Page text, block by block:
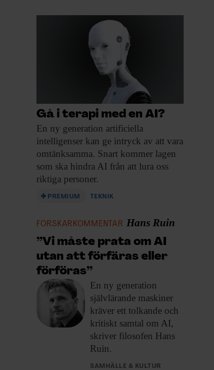
Gå i terapi med en AI?
En ny generation artificiella
intelligenser kan ge intryck av att vara
omtänksamma. Snart kommer lagen
som ska hindra AI från att lura oss
riktiga personer.
PREMIUM TEKNIK
FORSKARKOMMENTAR Hans Ruin
”Vi måste prata om AI
utan att förfäras eller
förföras”
En ny generation
självlärande maskiner
kräver ett tolkande och
kritiskt samtal om AI,
skriver filosofen Hans
Ruin.
SAMHÄLLE & KULTUR